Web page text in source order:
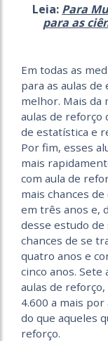
Leia: Para
para as
Em todas as
para as aulas de
melhor. Mais da
aulas de reforço
de estatística e
Por fim, esses
mais
com aula de
mais chances
em três anos e,
desse estudo
chances de se
quatro anos e
cinco anos.
aulas de
4.600 a mais
do que aqueles
reforço.